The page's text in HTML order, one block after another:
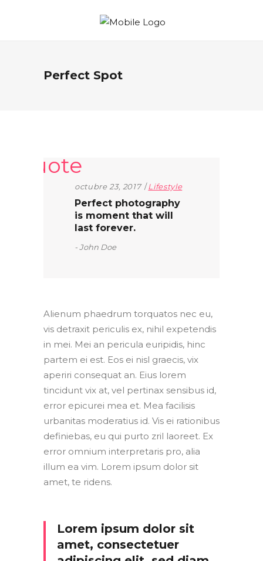
Perfect Spot
octubre 23, 2017 Lifestyle
Perfect photography
is moment that will
last forever.
John Doe
Alienum phaedrum torquatos nec eu,
vis detraxit periculis ex, nihil expetendis
in mei. Mei an pericula euripidis, hinc
partem ei est. Eos ei nisl graecis, vix
aperiri consequat an. Eius lorem
tincidunt vix at, vel pertinax sensibus id,
error epicurei mea et. Mea facilisis
urbanitas moderatius id. Vis ei rationibus
definiebas, eu qui purto zril laoreet. Ex
error omnium interpretaris pro, alia
illum ea vim. Lorem ipsum dolor sit
amet, te ridens.
Lorem ipsum dolor sit
amet, consectetuer